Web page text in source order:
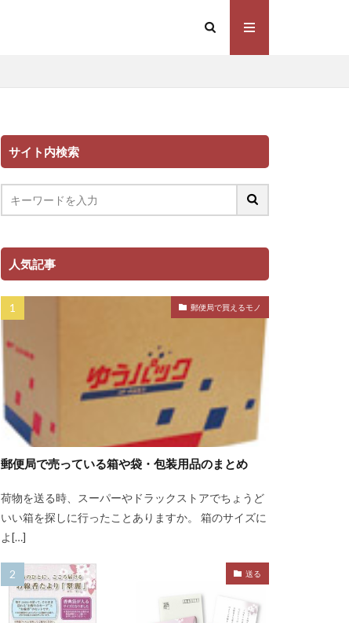
サイト内検索
人気記事
郵便局で買えるモノ
郵便局で売っている箱や袋・包装用品のまとめ
荷物を送る時、スーパーやドラックストアでちょうど
いい箱を探しに行ったことありますか。 箱のサイズに
よ[…]
送る